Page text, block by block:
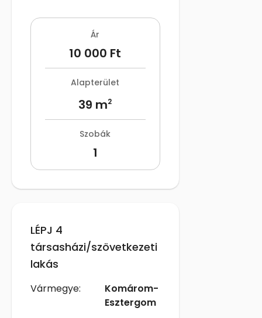
Ár
10 000 Ft
Alapterület
39 m2
Szobák
1
LÉPJ 4
társasházi/szövetkezeti
lakás
Vármegye:
Komárom-
Esztergom